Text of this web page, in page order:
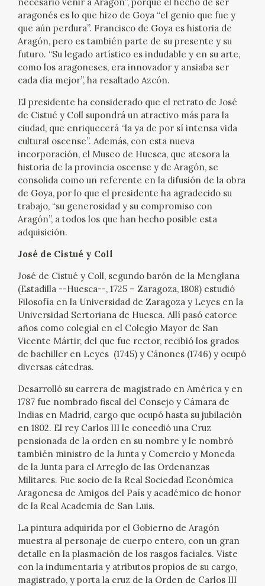
aragonés es lo que hizo de Goya “el genio que fue y
que aún perdura”. Francisco de Goya es historia de
Aragón, pero es también parte de su presente y su
futuro. “Su legado artístico es indudable y en su arte,
como los aragoneses, era innovador y ansiaba ser
cada día mejor”, ha resaltado Azcón.
El presidente ha considerado que el retrato de José
de Cistué y Coll supondrá un atractivo más para la
ciudad, que enriquecerá “la ya de por sí intensa vida
cultural oscense”. Además, con esta nueva
incorporación, el Museo de Huesca, que atesora la
historia de la provincia oscense y de Aragón, se
consolida como un referente en la difusión de la obra
de Goya, por lo que el presidente ha agradecido su
trabajo, “su generosidad y su compromiso con
Aragón”, a todos los que han hecho posible esta
adquisición.
José de Cistué y Coll
José de Cistué y Coll, segundo barón de la Menglana
(Estadilla --Huesca--, 1725 – Zaragoza, 1808) estudió
Filosofía en la Universidad de Zaragoza y Leyes en la
Universidad Sertoriana de Huesca. Allí pasó catorce
años como colegial en el Colegio Mayor de San
Vicente Mártir, del que fue rector, recibió los grados
de bachiller en Leyes (1745) y Cánones (1746) y ocupó
diversas cátedras.
Desarrolló su carrera de magistrado en América y en
1787 fue nombrado fiscal del Consejo y Cámara de
Indias en Madrid, cargo que ocupó hasta su jubilación
en 1802. El rey Carlos III le concedió una Cruz
pensionada de la orden en su nombre y le nombró
también ministro de la Junta y Comercio y Moneda
de la Junta para el Arreglo de las Ordenanzas
Militares. Fue socio de la Real Sociedad Económica
Aragonesa de Amigos del País y académico de honor
de la Real Academia de San Luis.
La pintura adquirida por el Gobierno de Aragón
muestra al personaje de cuerpo entero, con un gran
detalle en la plasmación de los rasgos faciales. Viste
con la indumentaria y atributos propios de su cargo,
magistrado, y porta la cruz de la Orden de Carlos III